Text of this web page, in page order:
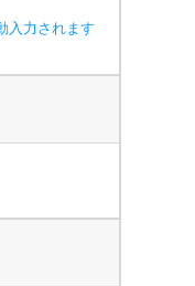
入力されます